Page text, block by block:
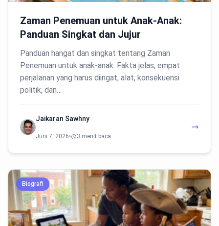
Zaman Penemuan untuk Anak-Anak:
Panduan Singkat dan Jujur
Panduan hangat dan singkat tentang Zaman
Penemuan untuk anak-anak. Fakta jelas, empat
perjalanan yang harus diingat, alat, konsekuensi
politik, dan…
Jaikaran Sawhny
Juni 7, 2026• 3 menit baca
Biografi